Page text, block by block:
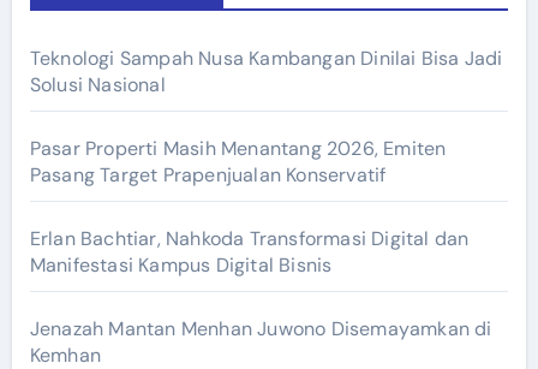
Teknologi Sampah Nusa Kambangan Dinilai Bisa Jadi
Solusi Nasional
Pasar Properti Masih Menantang 2026, Emiten
Pasang Target Prapenjualan Konservatif
Erlan Bachtiar, Nahkoda Transformasi Digital dan
Manifestasi Kampus Digital Bisnis
Jenazah Mantan Menhan Juwono Disemayamkan di
Kemhan